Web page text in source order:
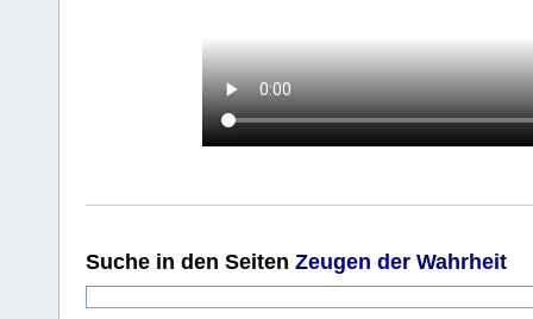
Suche in den Seiten Zeugen der Wahrheit